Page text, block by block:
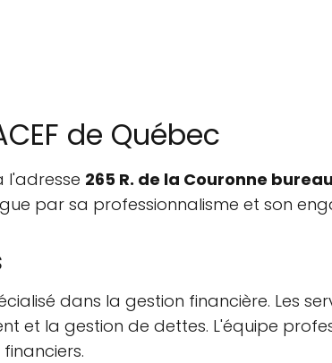
de Québec
l'adresse 265 R. de la Couronne
par sa professionnalisme et son
dans la gestion financière. Les
et la gestion de dettes. L'équipe